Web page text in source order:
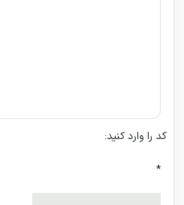
کد را وارد کنید:
*